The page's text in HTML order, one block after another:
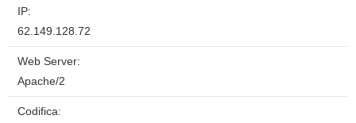
IP:
62.149.128.72
Web Server:
Apache/2
Codifica: